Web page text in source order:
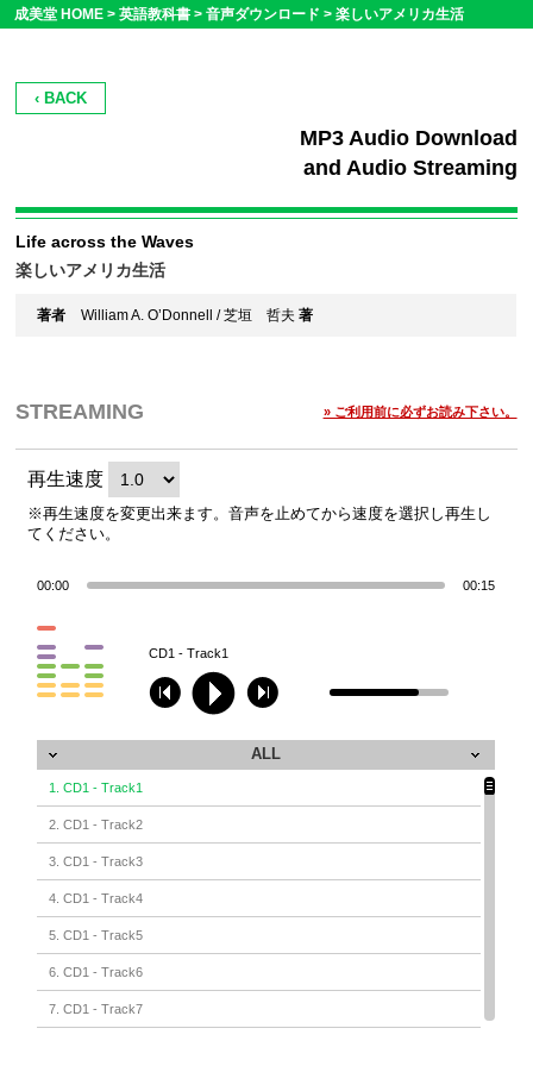
成美堂 HOME > 英語教科書 > 音声ダウンロード > 楽しいアメリカ生活
‹ BACK
MP3 Audio Download
and Audio Streaming
Life across the Waves
楽しいアメリカ生活
著者 William A. O’Donnell / 芝垣 哲夫著
STREAMING » ご利用前に必ずお読み下さい。
再生速度
※再生速度を変更出来ます。音声を止めてから速度を選択し再生し
てください。
00:00 00:15
CD1 - Track1
ALL
1. CD1 - Track1
2. CD1 - Track2
3. CD1 - Track3
4. CD1 - Track4
5. CD1 - Track5
6. CD1 - Track6
7. CD1 - Track7